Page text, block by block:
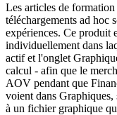
Les articles de
téléchargements ad hoc
expériences. Ce produit
individuellement dans
actif et l'onglet
calcul - afin que le
AOV pendant que
voient dans Graphiques,
à un fichier graphique